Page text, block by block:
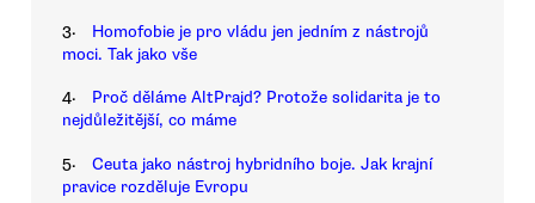
3.
Homofobie je pro vládu jen jedním z nástrojů
moci. Tak jako vše
4.
Proč děláme AltPrajd? Protože solidarita je to
nejdůležitější, co máme
5.
Ceuta jako nástroj hybridního boje. Jak krajní
pravice rozděluje Evropu